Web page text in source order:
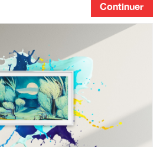
Continuer